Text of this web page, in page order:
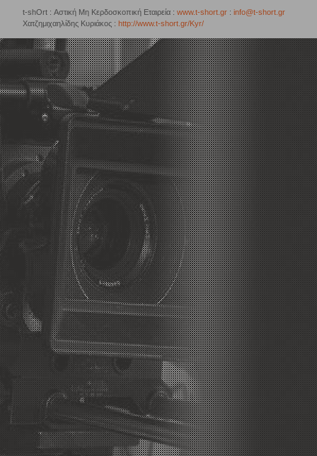
t-shOrt : Αστική Μη Κερδοσκοπική Εταιρεία : www.t-short.gr : info@t-short.gr
Χατζημιχαηλίδης Κυριάκος : http://www.t-short.gr/Kyr/